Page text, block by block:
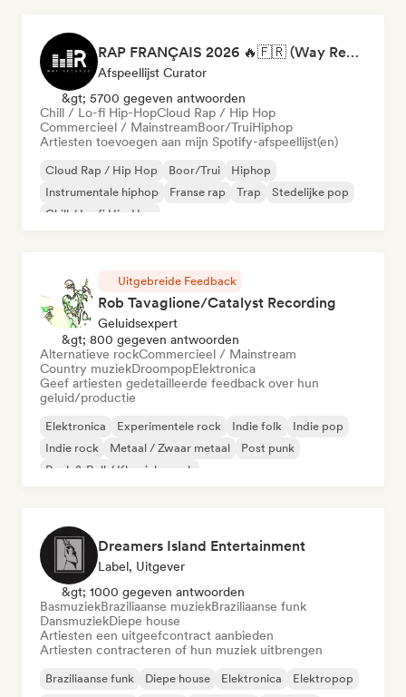
RAP FRANÇAIS 2026 🔥🇫🇷 (Way Records)
Afspeellijst Curator
&gt; 5700 gegeven antwoorden
Chill / Lo-fi Hip-HopCloud Rap / Hip Hop
Commercieel / MainstreamBoor/TruiHiphop
Artiesten toevoegen aan mijn Spotify-afspeellijst(en)
Cloud Rap / Hip Hop Boor/Trui
Hiphop
Instrumentale hiphop
Franse rap Trap
Stedelijke pop
Chill / Lo-fi Hip-Hop
Uitgebreide Feedback
Rob Tavaglione/Catalyst Recording
Geluidsexpert
&gt; 800 gegeven antwoorden
Alternatieve rockCommercieel / Mainstream
Country muziekDroompopElektronica
Geef artiesten gedetailleerde feedback over hun
geluid/productie
Elektronica Experimentele rock Indie folk
Indie pop
Indie rock
Metaal / Zwaar metaal
Post punk
Rock & Roll / Klassieke rock
Dreamers Island Entertainment
Label, Uitgever
&gt; 1000 gegeven antwoorden
BasmuziekBraziliaanse muziekBraziliaanse funk
DansmuziekDiepe house
Artiesten een uitgeefcontract aanbieden
Artiesten contracteren of hun muziek uitbrengen
Braziliaanse funk Diepe house Elektronica
Elektropop